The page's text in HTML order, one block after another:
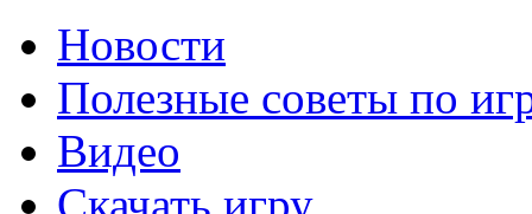
Новости
Полезные советы по
Видео
Скачать игру